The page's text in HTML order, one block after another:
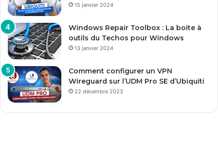
15 janvier 2024
Windows Repair Toolbox : La boite à
outils du Techos pour Windows
13 janvier 2024
Comment configurer un VPN
Wireguard sur l’UDM Pro SE d’Ubiquiti
22 décembre 2023